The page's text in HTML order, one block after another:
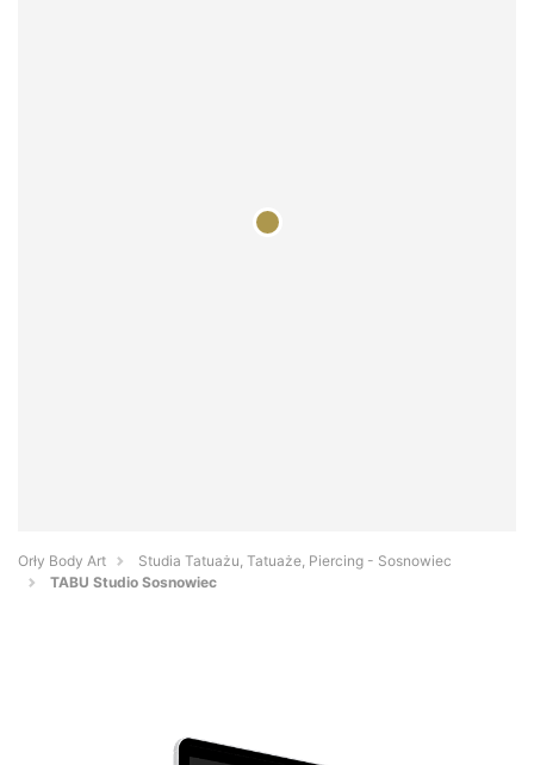
Orły Body Art
Studia Tatuażu, Tatuaże, Piercing - Sosnowiec
TABU Studio Sosnowiec